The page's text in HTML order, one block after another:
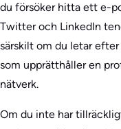
du försöker hitta ett e-
Twitter och LinkedIn
särskilt om du letar
som upprätthåller en
nätverk.
Om du inte har